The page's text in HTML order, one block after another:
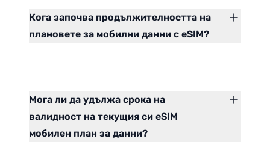
Кога започва продължителността на
плановете за мобилни данни с eSIM?
Мога ли да удължа срока на
валидност на текущия си eSIM
мобилен план за данни?